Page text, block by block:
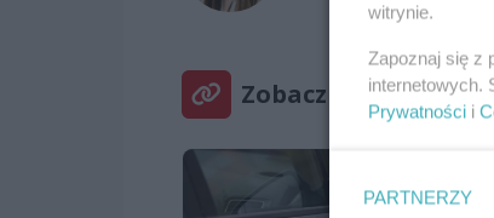
Zobacz też
witrynie.
Zapoznaj się z
internetowych.
Prywatności i
PARTNERZY